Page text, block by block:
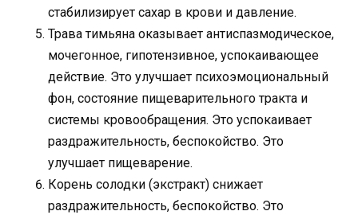
стабилизирует сахар в крови и давление.
Трава тимьяна оказывает антиспазмодическое,
мочегонное, гипотензивное, успокаивающее
действие. Это улучшает психоэмоциональный
фон, состояние пищеварительного тракта и
системы кровообращения. Это успокаивает
раздражительность, беспокойство. Это
улучшает пищеварение.
Корень солодки (экстракт) снижает
раздражительность, беспокойство. Это